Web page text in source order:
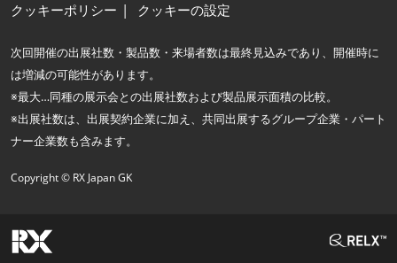
クッキーポリシー
クッキーの設定
次回開催の出展社数・製品数・来場者数は最終見込みであり、開催時に
は増減の可能性があります。
※最大…同種の展示会との出展社数および製品展示面積の比較。
※出展社数は、出展契約企業に加え、共同出展するグループ企業・パート
ナー企業数も含みます。
Copyright © RX Japan GK